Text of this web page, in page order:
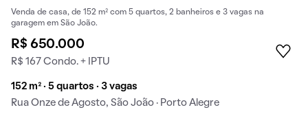
Venda de casa, de 152 m² com 5 quartos, 2 banheiros e 3 vagas na
garagem em São João.
R$ 650.000
R$ 167 Condo. + IPTU
152 m² · 5 quartos · 3 vagas
Rua Onze de Agosto, São João · Porto Alegre